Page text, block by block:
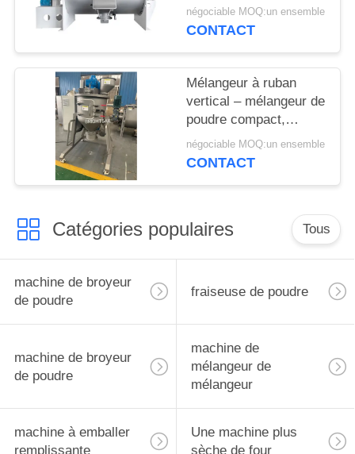
charrue de BSPS pour
le mélangeur de
négociable MOQ:un ensemble
CONTACT
Mélangeur à ruban
vertical – mélangeur de
poudre compact,
sanitaire et à haut
rendement
négociable MOQ:un ensemble
CONTACT
Catégories populaires Tous
machine de broyeur
de poudre
fraiseuse de poudre
machine de broyeur
de poudre
machine de
mélangeur de
mélangeur
machine à emballer
remplissante
Une machine plus
sèche de four